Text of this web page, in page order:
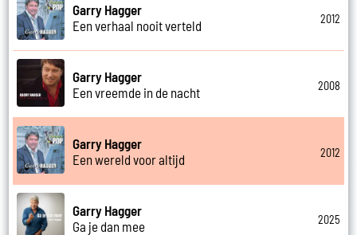
Garry Hagger
Een verhaal nooit verteld
2012
Garry Hagger
Een vreemde in de nacht
2008
Garry Hagger
Een wereld voor altijd
2012
Garry Hagger
Ga je dan mee
2025